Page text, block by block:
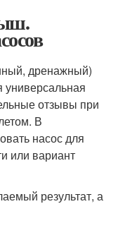
дренажный)
отзывы при
В
насос для
или вариант
результат, а